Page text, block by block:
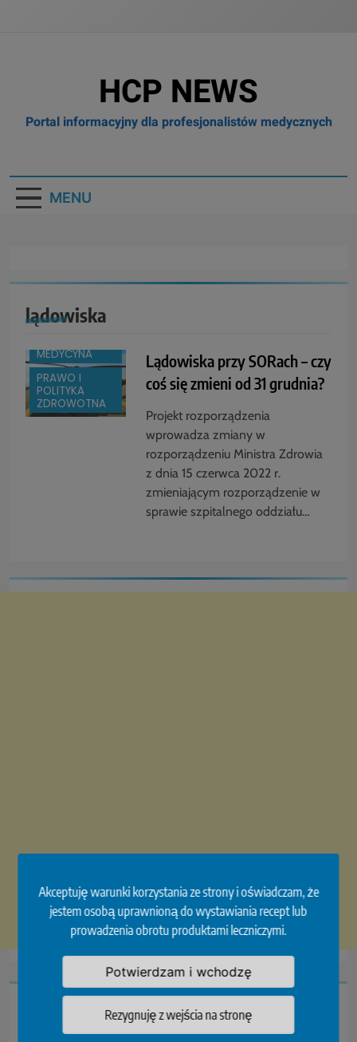
HCP NEWS
Portal informacyjny dla profesjonalistów medycznych
MENU
Akceptuję warunki korzystania ze strony i oświadczam, że
jestem osobą uprawnioną do wystawiania recept lub
prowadzenia obrotu produktami leczniczymi.
Potwierdzam i wchodzę
Rezygnuję z wejścia na stronę
lądowiska
MEDYCYNA
PRAWO I
POLITYKA
ZDROWOTNA
Lądowiska przy SORach – czy
coś się zmieni od 31 grudnia?
Projekt rozporządzenia
wprowadza zmiany w
rozporządzeniu Ministra Zdrowia
z dnia 15 czerwca 2022 r.
zmieniającym rozporządzenie w
sprawie szpitalnego oddziału…